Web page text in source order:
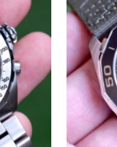
Add to
Wishlist